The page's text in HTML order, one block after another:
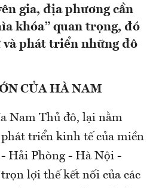
gia, địa phương cần
khóa” quan trọng, đó
phát triển những đô
CỦA HÀ NAM
Nam Thủ đô, lại nằm
triển kinh tế của miền
Hải Phòng - Hà Nội -
lợi thế kết nối của các